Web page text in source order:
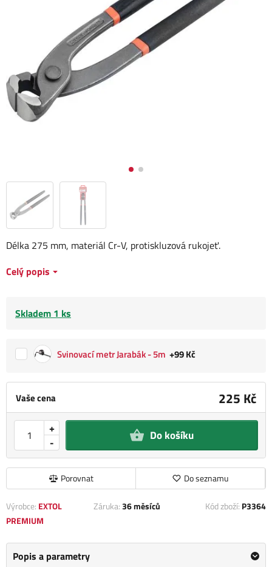
Vaše cena 225 Kč
-
+ Do košíku
Porovnat Do seznamu
Délka 275 mm, materiál Cr-V, protiskluzová rukojeť.
Celý popis
Skladem 1 ks
Svinovací metr Jarabák - 5m +99 Kč
Výrobce: EXTOL
PREMIUM
Záruka:36 měsíců Kód zboží: P3364
Popis a parametry